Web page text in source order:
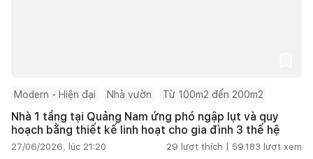
Modern - Hiện đại Nhà vườn Từ 100m2 đến 200m2
Nhà 1 tầng tại Quảng Nam ứng phó ngập lụt và quy
hoạch bằng thiết kế linh hoạt cho gia đình 3 thế hệ
27/06/2026, lúc 21:20 29 lượt thích | 59.183 lượt xem